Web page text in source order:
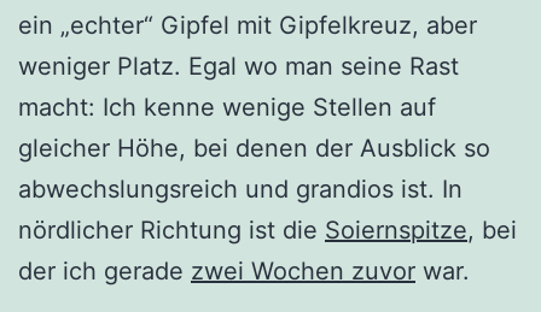
ein „echter“ Gipfel mit Gipfelkreuz, aber
weniger Platz. Egal wo man seine Rast
macht: Ich kenne wenige Stellen auf
gleicher Höhe, bei denen der Ausblick so
abwechslungsreich und grandios ist. In
nördlicher Richtung ist die Soiernspitze, bei
der ich gerade zwei Wochen zuvor war.